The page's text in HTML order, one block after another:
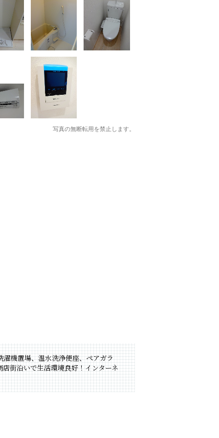
写真の無断転用を禁止します。
機置場、温水洗浄便座、ペアガラ
街沿いで生活環境良好！インターネ